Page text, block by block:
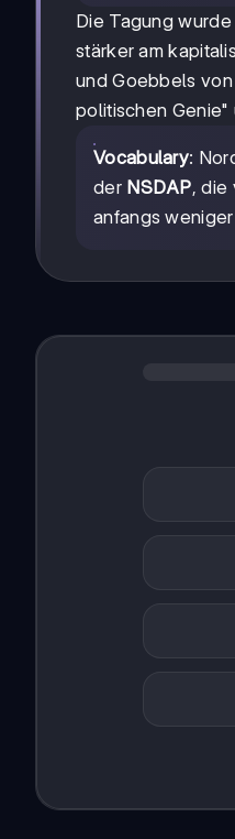
Die Tagung
stärker am
und Goebbels
politischen Genie"
Vocabulary:
der NSDAP, die
anfangs